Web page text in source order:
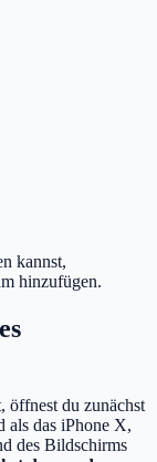
kannst,
hinzufügen.
öffnest du zunächst
als das iPhone X,
des Bildschirms